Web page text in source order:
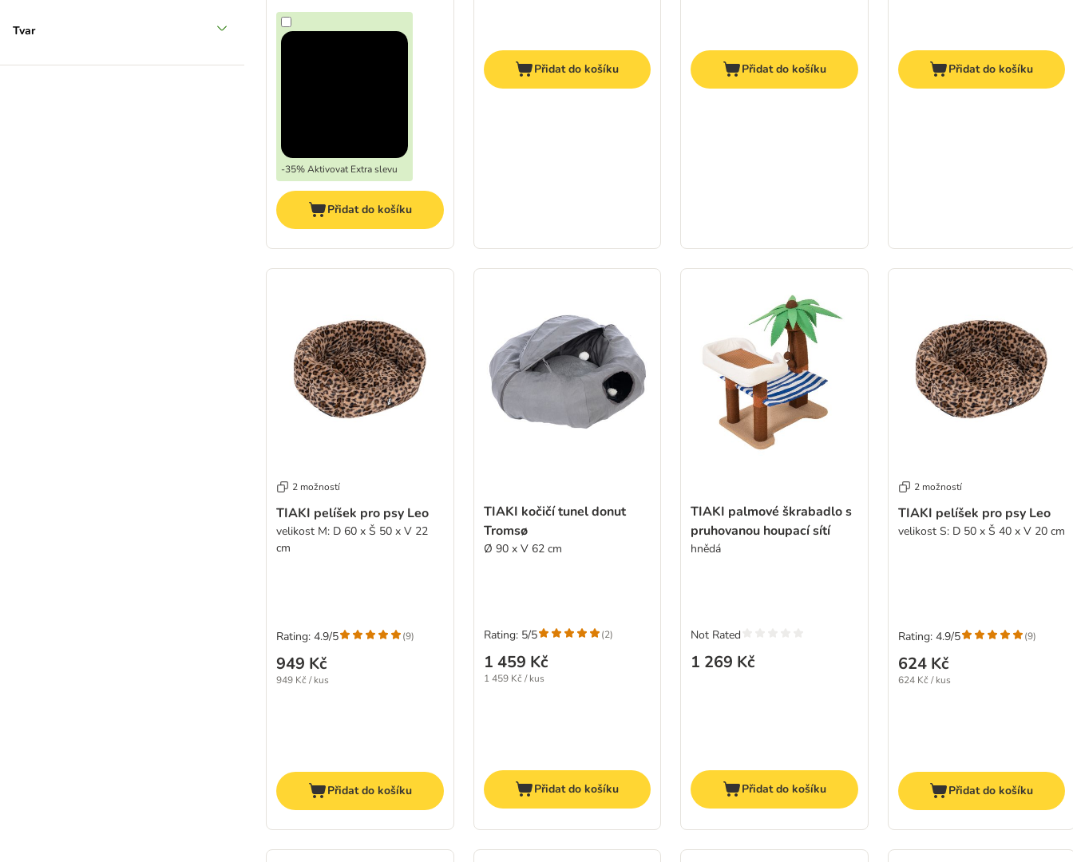
Tvar
-35% Aktivovat Extra slevu
Přidat do košíku
Přidat do košíku Přidat do košíku Přidat do košíku
2 možností
TIAKI pelíšek pro psy Leo
velikost M: D 60 x Š 50 x V 22
cm
949 Kč
949 Kč / kus
Rating: 4.9/5 (9)
Přidat do košíku
TIAKI kočičí tunel donut
Tromsø
Ø 90 x V 62 cm
1 459 Kč
1 459 Kč / kus
Rating: 5/5 (2)
Přidat do košíku
TIAKI palmové škrabadlo s
pruhovanou houpací sítí
hnědá
1 269 Kč
Not Rated
Přidat do košíku
2 možností
TIAKI pelíšek pro psy Leo
velikost S: D 50 x Š 40 x V 20 cm
624 Kč
624 Kč / kus
Rating: 4.9/5 (9)
Přidat do košíku